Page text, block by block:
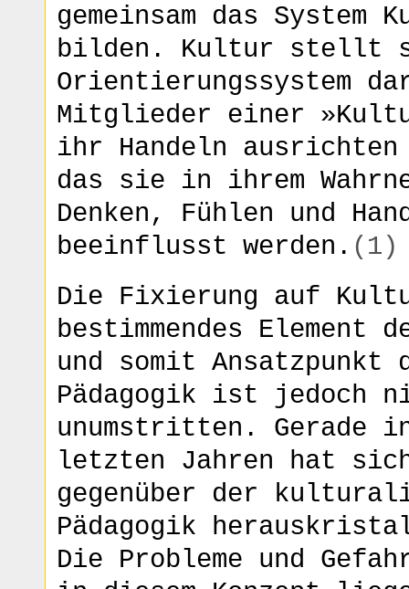
gemeinsam das System
bilden. Kultur stellt
Orientierungssystem
Mitglieder einer
ihr Handeln ausrichten
das sie in ihrem
Denken, Fühlen und
beeinflusst werden. (1)
Die Fixierung auf
bestimmendes Element
und somit Ansatzpunkt
Pädagogik ist jedoch
unumstritten. Gerade
letzten Jahren hat
gegenüber der
Pädagogik
Die Probleme und